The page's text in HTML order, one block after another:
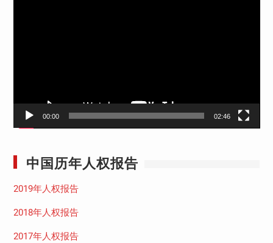
00:00 02:46
中国历年人权报告
2019年人权报告
2018年人权报告
2017年人权报告